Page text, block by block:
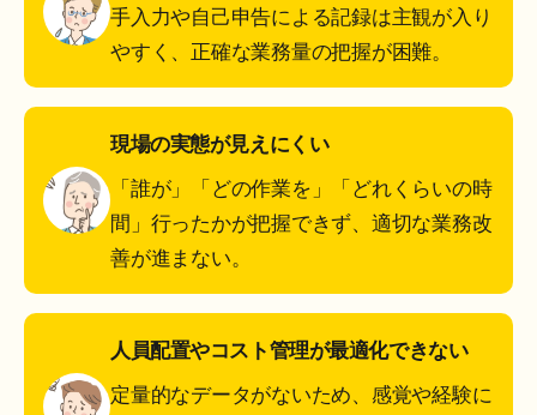
手入力や自己申告による記録は主観が入り
やすく、正確な業務量の把握が困難。
現場の実態が見えにくい
「誰が」「どの作業を」「どれくらいの時
間」行ったかが把握できず、適切な業務改
善が進まない。
人員配置やコスト管理が最適化できない
定量的なデータがないため、感覚や経験に